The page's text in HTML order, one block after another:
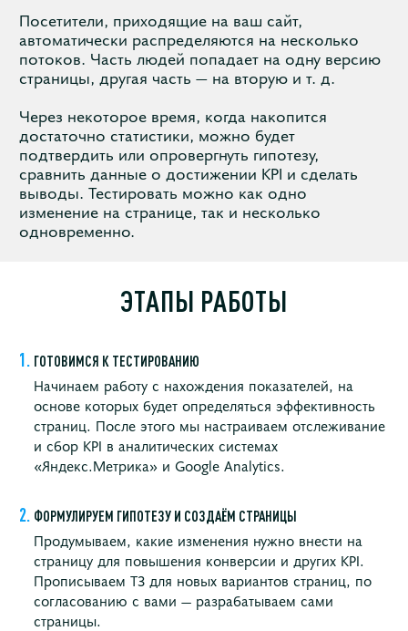
Посетители, приходящие на ваш сайт,
автоматически распределяются на несколько
потоков. Часть людей попадает на одну версию
страницы, другая часть — на вторую и т. д.
Через некоторое время, когда накопится
достаточно статистики, можно будет
подтвердить или опровергнуть гипотезу,
сравнить данные о достижении KPI и сделать
выводы. Тестировать можно как одно
изменение на странице, так и несколько
одновременно.
ЭТАПЫ РАБОТЫ
ГОТОВИМСЯ К ТЕСТИРОВАНИЮ
Начинаем работу с нахождения показателей, на
основе которых будет определяться эффективность
страниц. После этого мы настраиваем отслеживание
и сбор KPI в аналитических системах
«Яндекс.Метрика» и Google Analytics.
ФОРМУЛИРУЕМ ГИПОТЕЗУ И СОЗДАЁМ СТРАНИЦЫ
Продумываем, какие изменения нужно внести на
страницу для повышения конверсии и других KPI.
Прописываем ТЗ для новых вариантов страниц, по
согласованию с вами — разрабатываем сами
страницы.